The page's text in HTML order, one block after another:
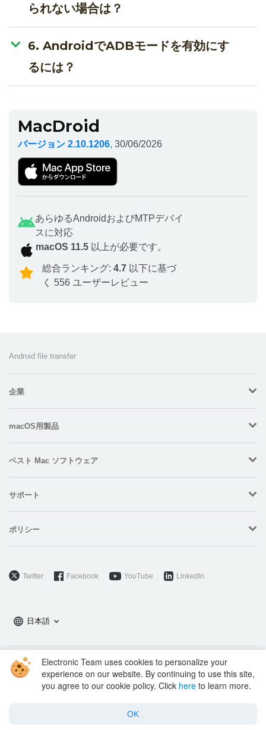
Electronic Team uses cookies to personalize your
experience on our website. By continuing to use this site,
you agree to our cookie policy. Click here to learn more.
OK
られない場合は？
6. AndroidでADBモードを有効にす
るには？
MacDroid
バージョン 2.10.1206, 30/06/2026
あらゆるAndroidおよびMTPデバイ
スに対応
macOS 11.5 以上が必要です。
総合ランキング: 4.7 以下に基づ
く 556 ユーザーレビュー
Android file transfer
企業
macOS用製品
ベスト Mac ソフトウェア
サポート
ポリシー
Twitter Facebook YouTube LinkedIn
日本語
Copyright © 2026 Electronic Team, Inc., its affiliates and licensors.
Legal Information.
11890 Sunrise Valley Dr, Ste 111, Reston, VA 20191, USA • +12023358465 •